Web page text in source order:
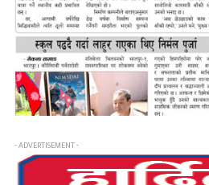
- ADVERTISEMENT -